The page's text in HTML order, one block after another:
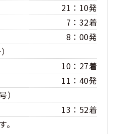
21：10発
7：32着
8：00発
10：27着
11：40発
13：52着